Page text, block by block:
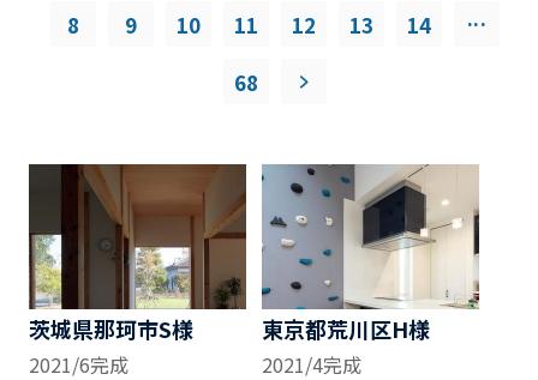
8
9 10 11 12 13 14 ...
68
茨城県那珂市S様
2021/6完成
東京都荒川区H様
2021/4完成